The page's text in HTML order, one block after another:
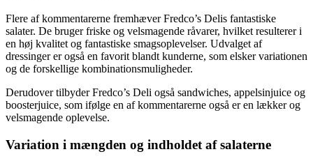
Flere af kommentarerne fremhæver Fredco’s Delis fantastiske
salater. De bruger friske og velsmagende råvarer, hvilket resulterer i
en høj kvalitet og fantastiske smagsoplevelser. Udvalget af
dressinger er også en favorit blandt kunderne, som elsker variationen
og de forskellige kombinationsmuligheder.
Derudover tilbyder Fredco’s Deli også sandwiches, appelsinjuice og
boosterjuice, som ifølge en af kommentarerne også er en lækker og
velsmagende oplevelse.
Variation i mængden og indholdet af salaterne